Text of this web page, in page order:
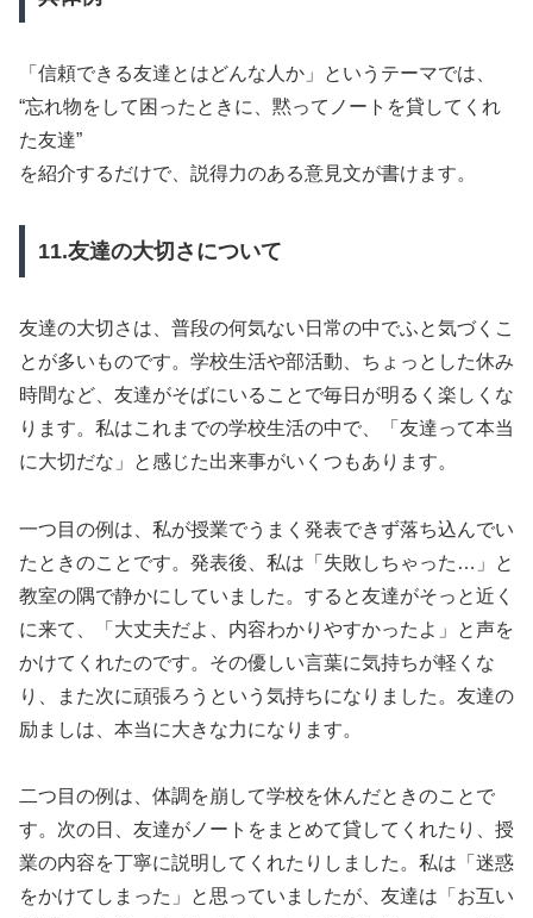
「信頼できる友達とはどんな人か」というテーマでは、
“忘れ物をして困ったときに、黙ってノートを貸してくれ
た友達”
を紹介するだけで、説得力のある意見文が書けます。
11.友達の大切さについて
友達の大切さは、普段の何気ない日常の中でふと気づくこ
とが多いものです。学校生活や部活動、ちょっとした休み
時間など、友達がそばにいることで毎日が明るく楽しくな
ります。私はこれまでの学校生活の中で、「友達って本当
に大切だな」と感じた出来事がいくつもあります。
一つ目の例は、私が授業でうまく発表できず落ち込んでい
たときのことです。発表後、私は「失敗しちゃった…」と
教室の隅で静かにしていました。すると友達がそっと近く
に来て、「大丈夫だよ、内容わかりやすかったよ」と声を
かけてくれたのです。その優しい言葉に気持ちが軽くな
り、また次に頑張ろうという気持ちになりました。友達の
励ましは、本当に大きな力になります。
二つ目の例は、体調を崩して学校を休んだときのことで
す。次の日、友達がノートをまとめて貸してくれたり、授
業の内容を丁寧に説明してくれたりしました。私は「迷惑
をかけてしまった」と思っていましたが、友達は「お互い